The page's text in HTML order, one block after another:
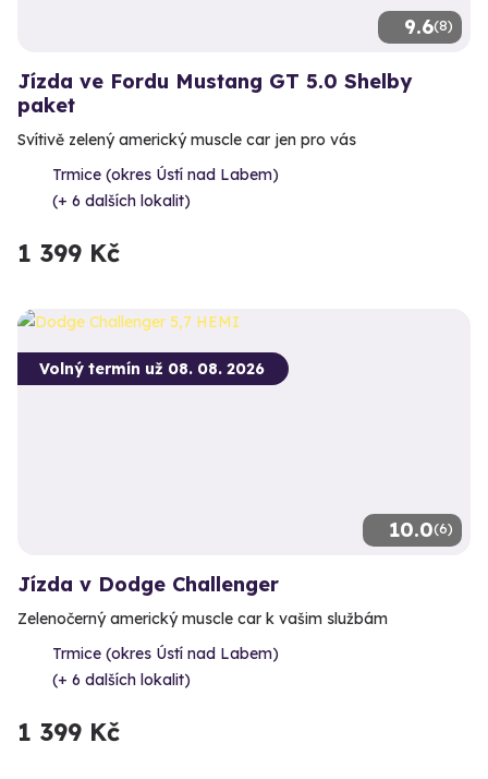
9.6(8)
Jízda ve Fordu Mustang GT 5.0 Shelby
paket
Svítivě zelený americký muscle car jen pro vás
Trmice (okres Ústí nad Labem)
(+ 6 dalších lokalit)
1 399 Kč
10.0(6)
Volný termín už 08. 08. 2026
Jízda v Dodge Challenger
Zelenočerný americký muscle car k vašim službám
Trmice (okres Ústí nad Labem)
(+ 6 dalších lokalit)
1 399 Kč